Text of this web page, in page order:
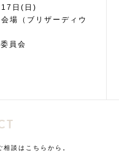
日(日)
場（ブリザーディウ
員会
談はこちらから。